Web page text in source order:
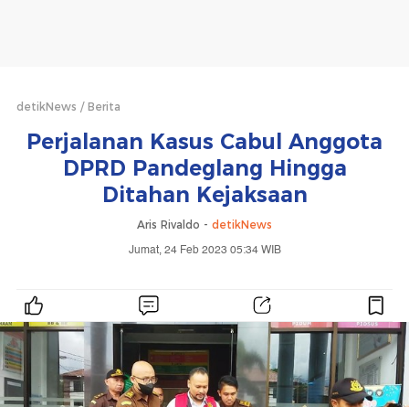
detikNews Berita
Perjalanan Kasus Cabul Anggota
DPRD Pandeglang Hingga
Ditahan Kejaksaan
Aris Rivaldo - detikNews
Jumat, 24 Feb 2023 05:34 WIB